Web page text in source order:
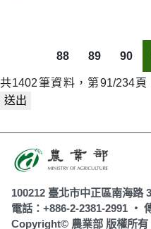
88 89 90
共1402筆資料，第91/234
送出
100212 臺北市中正區南海路
電話：+886-2-2381-2991 ‧
Copyright© 農業部 版權所有